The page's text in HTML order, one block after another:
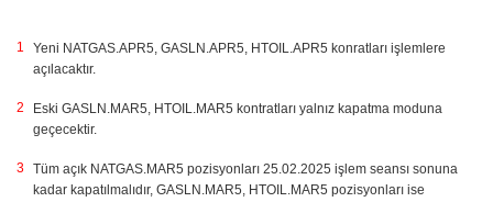
Yeni NATGAS.APR5, GASLN.APR5, HTOIL.APR5 konratları işlemlere
açılacaktır.
Eski GASLN.MAR5, HTOIL.MAR5 kontratları yalnız kapatma moduna
geçecektir.
Tüm açık NATGAS.MAR5 pozisyonları 25.02.2025 işlem seansı sonuna
kadar kapatılmalıdır, GASLN.MAR5, HTOIL.MAR5 pozisyonları ise